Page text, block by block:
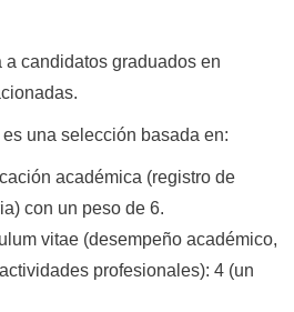
a candidatos graduados en
una selección basada en:
académica (registro de
con un peso de 6.
vitae (desempeño académico,
profesionales): 4 (un